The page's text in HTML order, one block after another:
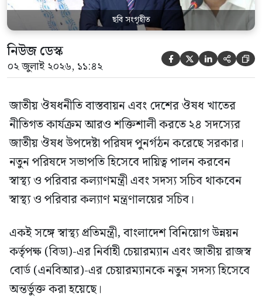
ছবি সংগৃহীত
নিউজ ডেস্ক
০২ জুলাই ২০২৬, ১১:৪২     
জাতীয় ঔষধনীতি বাস্তবায়ন এবং দেশের ঔষধ খাতের
নীতিগত কার্যক্রম আরও শক্তিশালী করতে ২৪ সদস্যের
জাতীয় ঔষধ উপদেষ্টা পরিষদ পুনর্গঠন করেছে সরকার।
নতুন পরিষদে সভাপতি হিসেবে দায়িত্ব পালন করবেন
স্বাস্থ্য ও পরিবার কল্যাণমন্ত্রী এবং সদস্য সচিব থাকবেন
স্বাস্থ্য ও পরিবার কল্যাণ মন্ত্রণালয়ের সচিব।
একই সঙ্গে স্বাস্থ্য প্রতিমন্ত্রী, বাংলাদেশ বিনিয়োগ উন্নয়ন
কর্তৃপক্ষ (বিডা)-এর নির্বাহী চেয়ারম্যান এবং জাতীয় রাজস্ব
বোর্ড (এনবিআর)-এর চেয়ারম্যানকে নতুন সদস্য হিসেবে
অন্তর্ভুক্ত করা হয়েছে।